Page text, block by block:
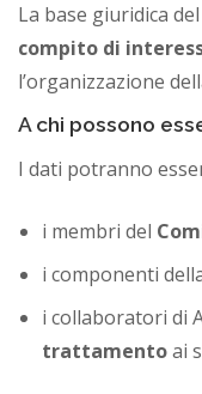
La base giuridica
compito di
l’organizzazione
A chi possono
I dati potranno
i membri del
i componenti
i collaboratori di
trattamentoai